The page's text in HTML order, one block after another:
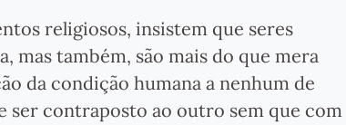
religiosos, insistem que seres
mas também, são mais do que mera
da condição humana a nenhum de
ser contraposto ao outro sem que com